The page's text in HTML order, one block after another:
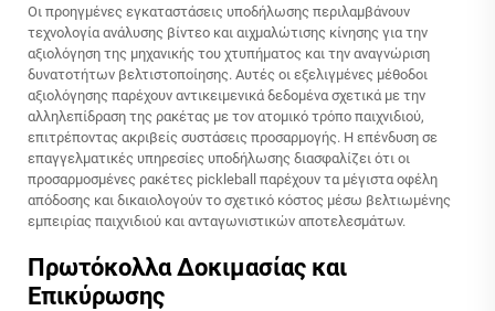
Οι προηγμένες εγκαταστάσεις υποδήλωσης περιλαμβάνουν
τεχνολογία ανάλυσης βίντεο και αιχμαλώτισης κίνησης για την
αξιολόγηση της μηχανικής του χτυπήματος και την αναγνώριση
δυνατοτήτων βελτιστοποίησης. Αυτές οι εξελιγμένες μέθοδοι
αξιολόγησης παρέχουν αντικειμενικά δεδομένα σχετικά με την
αλληλεπίδραση της ρακέτας με τον ατομικό τρόπο παιχνιδιού,
επιτρέποντας ακριβείς συστάσεις προσαρμογής. Η επένδυση σε
επαγγελματικές υπηρεσίες υποδήλωσης διασφαλίζει ότι οι
προσαρμοσμένες ρακέτες pickleball παρέχουν τα μέγιστα οφέλη
απόδοσης και δικαιολογούν το σχετικό κόστος μέσω βελτιωμένης
εμπειρίας παιχνιδιού και ανταγωνιστικών αποτελεσμάτων.
Πρωτόκολλα Δοκιμασίας και
Επικύρωσης